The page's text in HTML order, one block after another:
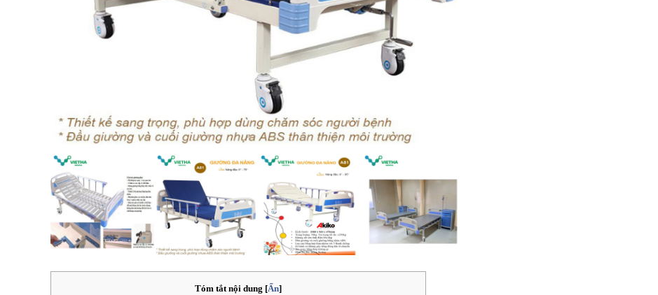
Tóm tắt nội dung [Ẩn]